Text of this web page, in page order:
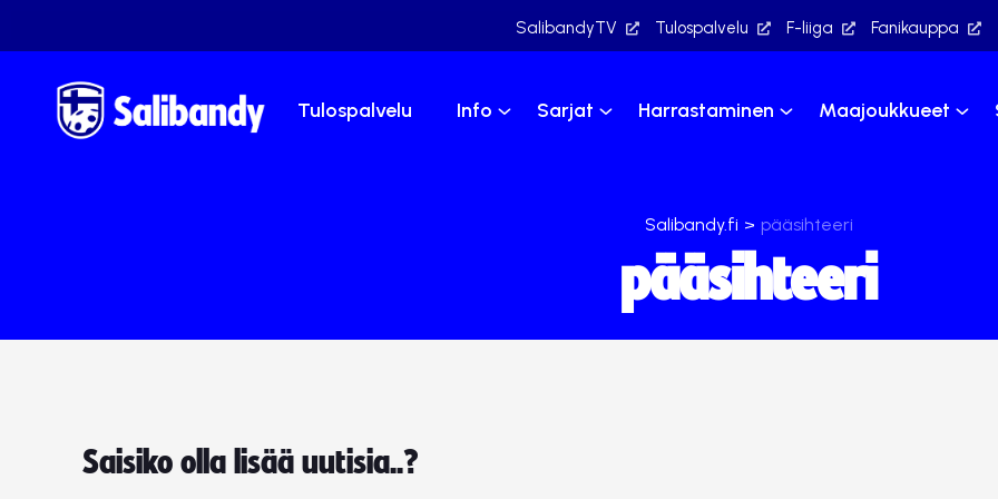
SalibandyTV Tulospalvelu F-liiga Fanikauppa
Tulospalvelu Info Sarjat Harrastaminen Maajoukkueet
Salibandy.fi > pääsihteeri
pääsihteeri
Saisiko olla lisää uutisia..?